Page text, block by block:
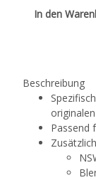
In den
Beschreibung
Passend